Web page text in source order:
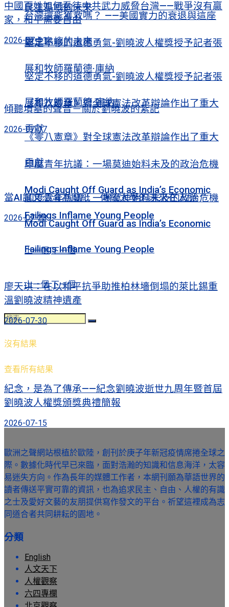
民主島嶼的未來
堅定不移的道德勇氣-劉曉波人權獎授予記者張
展和牧師羅蘭德·庫納
《零八憲章》對全球憲法改革辯論作出了重大
貢獻
印度青年抗議：一場莫迪始料未及的政治危機
Modi Caught Off Guard as India’s Economic
Failings Inflame Young People
上一個 下一個
台灣還能獲救嗎？ ——美國實力的衰退與這座
民主島嶼的未來
堅定不移的道德勇氣-劉曉波人權獎授予記者張
展和牧師羅蘭德·庫納
《零八憲章》對全球憲法改革辯論作出了重大
貢獻
印度青年抗議：一場莫迪始料未及的政治危機
Modi Caught Off Guard as India’s Economic
Failings Inflame Young People
上一個 下一個
沒有結果
查看所有結果
中國百姓如何看待中共武力威脅台灣——戰爭沒有贏
家，和平需要自由
2026-07-31
傾聽墳墓的聲音－關於劉曉波的紮記
2026-07-17
當AI讓文憑淪為廢紙 傳統大學的未來在人脈
2026-07-28
廖天琪：在以和平抗爭助推柏林墻倒塌的萊比錫重
溫劉曉波精神遺產
2026-07-30
紀念，是為了傳承——紀念劉曉波逝世九周年暨首屆
劉曉波人權獎頒獎典禮簡報
2026-07-15
歐洲之聲網站根植於歐陸，創刊於庚子年新冠疫情席捲全球之
際。數據化時代早已來臨，面對浩瀚的知識和信息海洋，太容
易迷失方向。作為長年的媒體工作者，本網刊願為華語世界的
讀者傳送平實可靠的資訊，也為追求民主、自由、人權的有識
之士及愛好文藝的友朋提供寫作發文的平台。祈望這裡成為志
同道合者共同耕耘的園地。
分類
English
人文天下
人權觀察
六四專欄